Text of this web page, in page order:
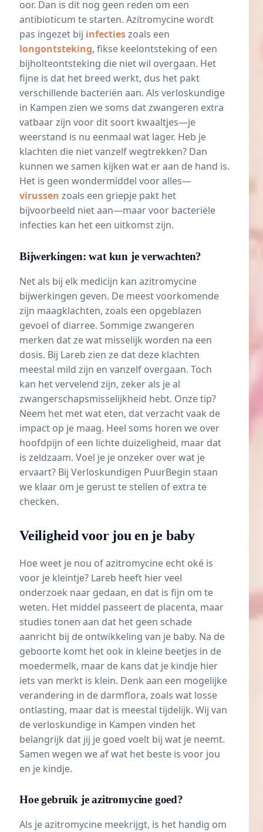
oor. Dan is dit nog geen reden om een
antibioticum te starten. Azitromycine wordt
pas ingezet bij infectieszoals een
longontsteking, fikse keelontsteking of een
bijholteontsteking die niet wil overgaan. Het
fijne is dat het breed werkt, dus het pakt
verschillende bacteriën aan. Als verloskundige
in Kampen zien we soms dat zwangeren extra
vatbaar zijn voor dit soort kwaaltjes—je
weerstand is nu eenmaal wat lager. Heb je
klachten die niet vanzelf wegtrekken? Dan
kunnen we samen kijken wat er aan de hand is.
Het is geen wondermiddel voor alles—
virussen zoals een griepje pakt het
bijvoorbeeld niet aan—maar voor bacteriële
infecties kan het een uitkomst zijn.
Bijwerkingen: wat kun je verwachten?
Net als bij elk medicijn kan azitromycine
bijwerkingen geven. De meest voorkomende
zijn maagklachten, zoals een opgeblazen
gevoel of diarree. Sommige zwangeren
merken dat ze wat misselijk worden na een
dosis. Bij Lareb zien ze dat deze klachten
meestal mild zijn en vanzelf overgaan. Toch
kan het vervelend zijn, zeker als je al
zwangerschapsmisselijkheid hebt. Onze tip?
Neem het met wat eten, dat verzacht vaak de
impact op je maag. Heel soms horen we over
hoofdpijn of een lichte duizeligheid, maar dat
is zeldzaam. Voel je je onzeker over wat je
ervaart? Bij Verloskundigen PuurBegin staan
we klaar om je gerust te stellen of extra te
checken.
Veiligheid voor jou en je baby
Hoe weet je nou of azitromycine echt oké is
voor je kleintje? Lareb heeft hier veel
onderzoek naar gedaan, en dat is fijn om te
weten. Het middel passeert de placenta, maar
studies tonen aan dat het geen schade
aanricht bij de ontwikkeling van je baby. Na de
geboorte komt het ook in kleine beetjes in de
moedermelk, maar de kans dat je kindje hier
iets van merkt is klein. Denk aan een mogelijke
verandering in de darmflora, zoals wat losse
ontlasting, maar dat is meestal tijdelijk. Wij van
de verloskundige in Kampen vinden het
belangrijk dat jij je goed voelt bij wat je neemt.
Samen wegen we af wat het beste is voor jou
en je kindje.
Hoe gebruik je azitromycine goed?
Als je azitromycine meekrijgt, is het handig om